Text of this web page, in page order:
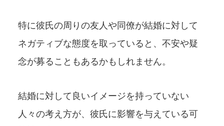
特に彼氏の周りの友人や同僚が結婚に対して
ネガティブな態度を取っていると、不安や疑
念が募ることもあるかもしれません。
結婚に対して良いイメージを持っていない
人々の考え方が、彼氏に影響を与えている可